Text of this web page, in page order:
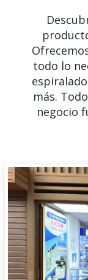
todo lo
más.
negocio